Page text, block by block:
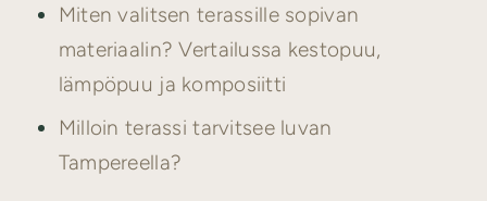
Miten valitsen terassille sopivan
materiaalin? Vertailussa kestopuu,
lämpöpuu ja komposiitti
Milloin terassi tarvitsee luvan
Tampereella?